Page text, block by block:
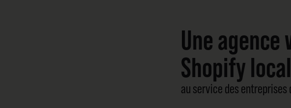
Une agence
Shopify
au service des entreprises